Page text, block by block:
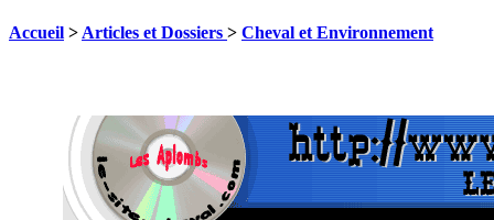
Accueil > Articles et Dossiers > Cheval et Environnement